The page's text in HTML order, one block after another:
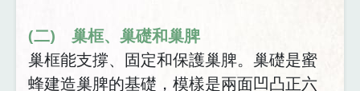
(二) 巢框、巢礎和巢脾
巢框能支撐、固定和保護巢脾。巢礎是蜜
蜂建造巢脾的基礎，模樣是兩面凹凸正六